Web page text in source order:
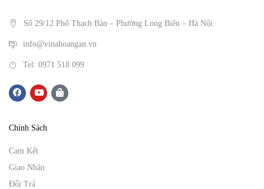
Số 29/12 Phố Thạch Bàn – Phường Long Biên – Hà Nội
info@vinahoangan.vn
Tel: 0971 518 099
Chính Sách
Cam Kết
Giao Nhận
Đổi Trả